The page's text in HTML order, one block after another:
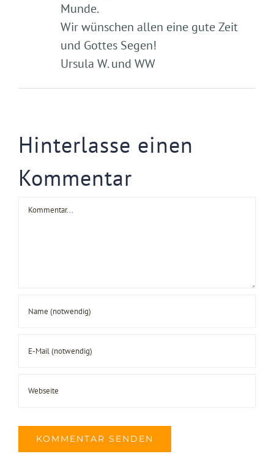
Munde.
Wir wünschen allen eine gute Zeit
und Gottes Segen!
Ursula W. und WW
Hinterlasse einen
Kommentar
Kommentar